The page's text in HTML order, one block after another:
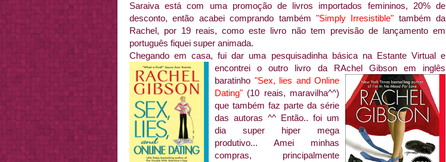
Saraiva está com uma promoção de livros importados femininos, 20% de
desconto, então acabei comprando também "Simply Irresistible" também da
Rachel, por 19 reais, como este livro não tem previsão de lançamento em
português fiquei super animada.
Chegando em casa, fui dar uma pesquisadinha básica na Estante Virtual e
encontrei o outro livro da RAchel Gibson em inglês
baratinho "Sex, lies and Online
Dating" (10 reais, maravilha^^)
que também faz parte da série
das autoras ^^ Então.. foi um
dia super hiper mega
produtivo... Amei minhas
compras, principalmente